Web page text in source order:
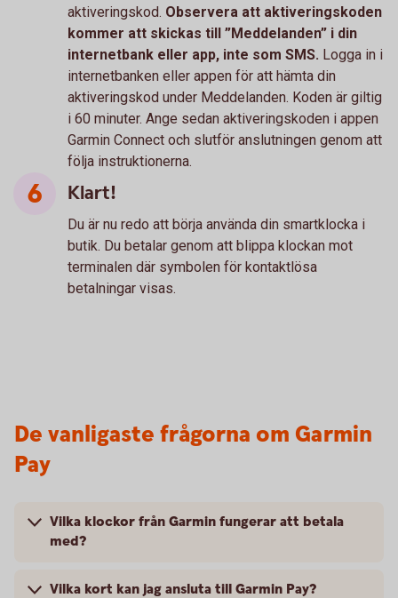
aktiveringskod. Observera att aktiveringskoden
kommer att skickas till ”Meddelanden” i din
internetbank eller app, inte som SMS. Logga in i
internetbanken eller appen för att hämta din
aktiveringskod under Meddelanden. Koden är giltig
i 60 minuter. Ange sedan aktiveringskoden i appen
Garmin Connect och slutför anslutningen genom att
följa instruktionerna.
Klart!
Du är nu redo att börja använda din smartklocka i
butik. Du betalar genom att blippa klockan mot
terminalen där symbolen för kontaktlösa
betalningar visas.
De vanligaste frågorna om Garmin
Pay
Vilka klockor från Garmin fungerar att betala
med?
Vilka kort kan jag ansluta till Garmin Pay?